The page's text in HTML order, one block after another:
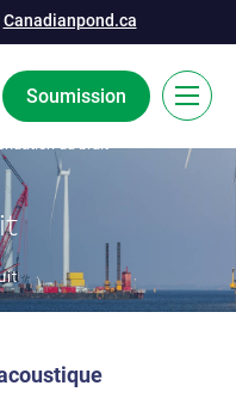
Canadianpond.ca
Soumission
du bruit